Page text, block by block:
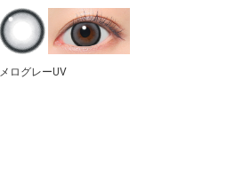
メログレーUV